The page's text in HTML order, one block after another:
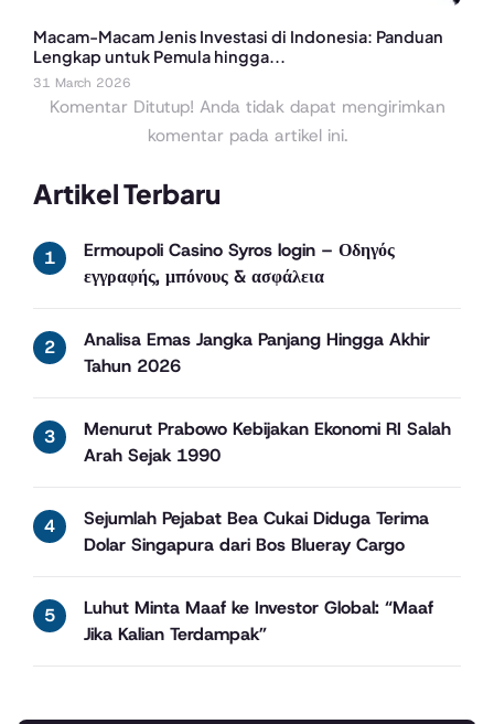
Artikel Terbaru
Ermoupoli Casino Syros login – Οδηγός
εγγραφής, μπόνους & ασφάλεια
Analisa Emas Jangka Panjang Hingga Akhir
Tahun 2026
Menurut Prabowo Kebijakan Ekonomi RI Salah
Arah Sejak 1990
Sejumlah Pejabat Bea Cukai Diduga Terima
Dolar Singapura dari Bos Blueray Cargo
Luhut Minta Maaf ke Investor Global: “Maaf
Jika Kalian Terdampak”
Macam-Macam Jenis Investasi di Indonesia: Panduan
Lengkap untuk Pemula hingga...
31 March 2026
Komentar Ditutup! Anda tidak dapat mengirimkan
komentar pada artikel ini.